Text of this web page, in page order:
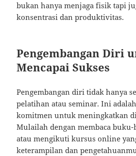
bukan hanya menjaga fisik tapi
konsentrasi dan produktivitas.
Pengembangan Diri
Mencapai Sukses
Pengembangan diri tidak hanya
pelatihan atau seminar. Ini
komitmen untuk meningkatkan
Mulailah dengan membaca
atau mengikuti kursus online
keterampilan dan